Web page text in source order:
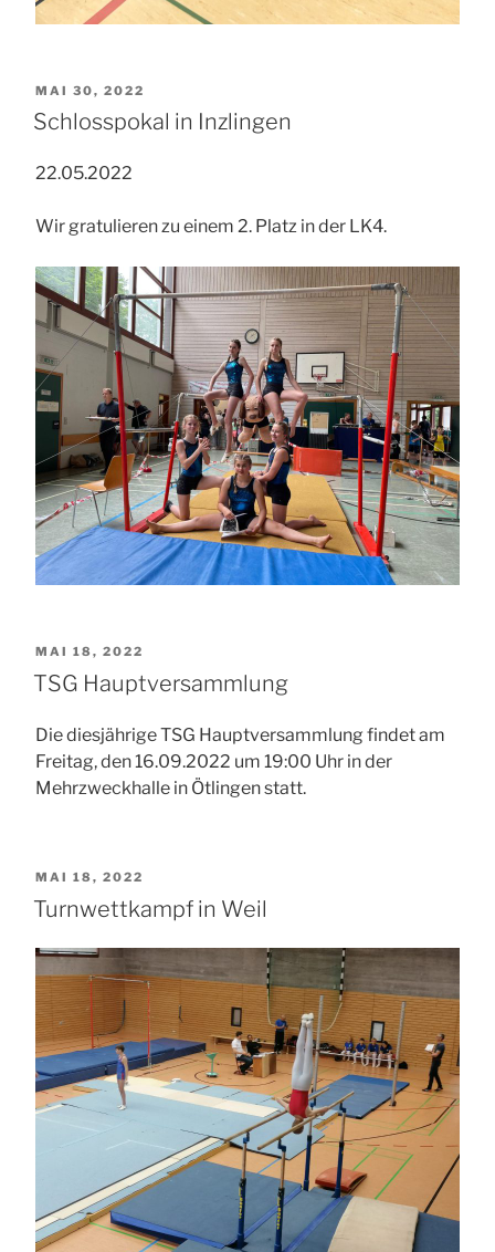
VERÖFFENTLICHT
AM
MAI 30, 2022
Schlosspokal in Inzlingen
22.05.2022
Wir gratulieren zu einem 2. Platz in der LK4.
VERÖFFENTLICHT
AM
MAI 18, 2022
TSG Hauptversammlung
Die diesjährige TSG Hauptversammlung findet am
Freitag, den 16.09.2022 um 19:00 Uhr in der
Mehrzweckhalle in Ötlingen statt.
VERÖFFENTLICHT
AM
MAI 18, 2022
Turnwettkampf in Weil